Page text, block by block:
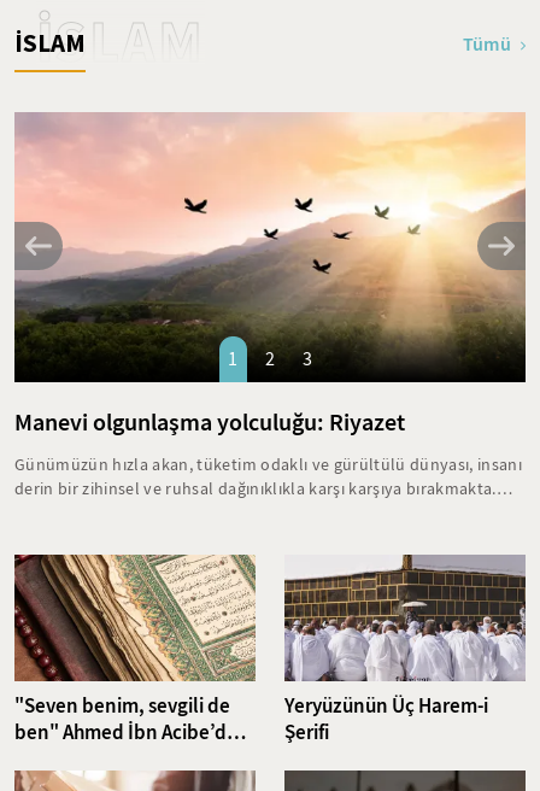
İSLAM
İSLAM Tümü
Manevi olgunlaşma yolculuğu: Riyazet
Günümüzün hızla akan, tüketim odaklı ve gürültülü dünyası, insanı
derin bir zihinsel ve ruhsal dağınıklıkla karşı karşıya bırakmakta.
güncelliğini korumakta. Bu çalışma, klasikten günümüze uzanan
ruhsal disiplin yöntemlerini ve bu yöntemlerin günümüz
dünyasındaki karşılıklarını ele alıyor.
1 2 3
"Seven benim, sevgili de
ben" Ahmed İbn Acibe’den
Yeryüzünün Üç Harem-i
Şerifi